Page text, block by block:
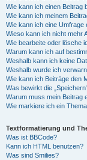
Wie kann ich einen Beitrag
Wie kann ich meinem
Wie kann ich eine Umfrage
Wieso kann ich nicht mehr
Wie bearbeite oder lösche
Warum kann ich auf
Weshalb kann ich keine
Weshalb wurde ich
Wie kann ich Beiträge den
Was bewirkt die
Warum muss mein Beitrag
Wie markiere ich ein
Textformatierung und
Was ist BBCode?
Kann ich HTML benutzen?
Was sind Smilies?